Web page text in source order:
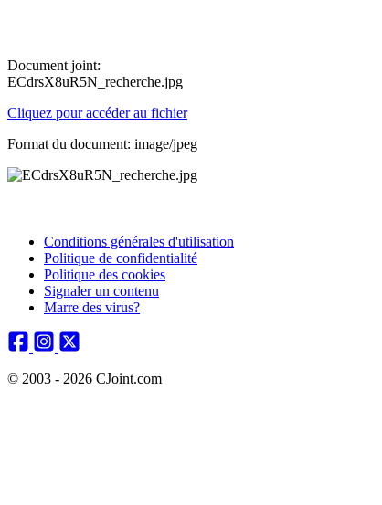
Document joint:
ECdrsX8uR5N_recherche.jpg
Cliquez pour accéder au fichier
Format du document: image/jpeg
Conditions générales d'utilisation
Politique de confidentialité
Politique des cookies
Signaler un contenu
Marre des virus?
© 2003 - 2026 CJoint.com